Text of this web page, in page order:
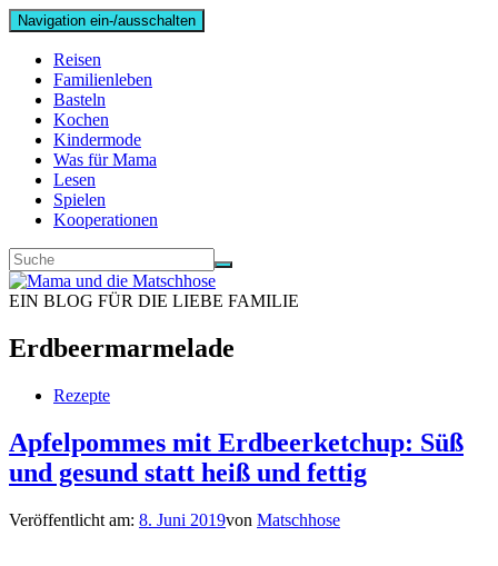
Navigation ein-/ausschalten
Reisen
Familienleben
Basteln
Kochen
Kindermode
Was für Mama
Lesen
Spielen
Kooperationen
EIN BLOG FÜR DIE LIEBE FAMILIE
Erdbeermarmelade
Rezepte
Apfelpommes mit Erdbeerketchup: Süß
und gesund statt heiß und fettig
Veröffentlicht am: 8. Juni 2019von Matschhose